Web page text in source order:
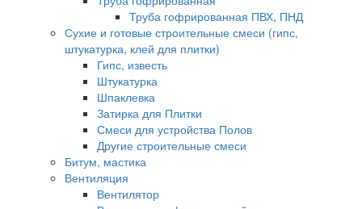
Труба гофрированная ПВХ, ПНД
Сухие и готовые строительные смеси (гипс,
штукатурка, клей для плитки)
Гипс, известь
Штукатурка
Шпаклевка
Затирка для Плитки
Смеси для устройства Полов
Другие строительные смеси
Битум, мастика
Вентиляция
Вентилятор